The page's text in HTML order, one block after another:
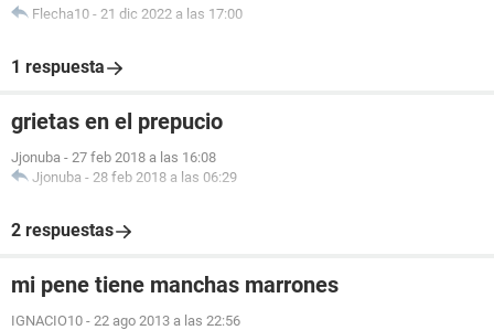
Flecha10 - 21 dic 2022 a las 17:00
1 respuesta
grietas en el prepucio
Jjonuba - 27 feb 2018 a las 16:08
Jjonuba - 28 feb 2018 a las 06:29
2 respuestas
mi pene tiene manchas marrones
IGNACIO10 - 22 ago 2013 a las 22:56